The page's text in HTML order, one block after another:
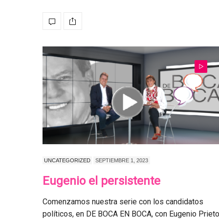
UNCATEGORIZED SEPTIEMBRE 1, 2023
Eugenio el persistente
Comenzamos nuestra serie con los candidatos
políticos, en DE BOCA EN BOCA, con Eugenio